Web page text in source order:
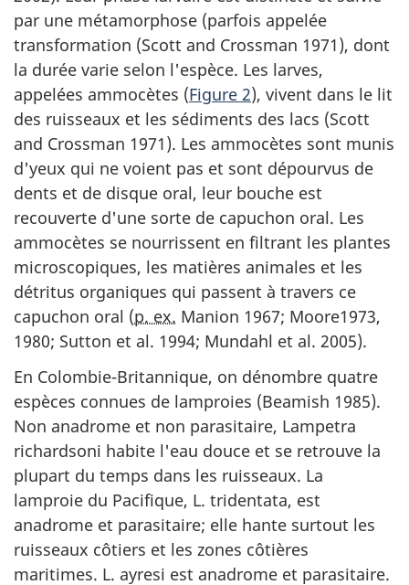
par une métamorphose (parfois appelée
transformation (Scott and Crossman 1971), dont
la durée varie selon l'espèce. Les larves,
appelées ammocètes (Figure 2), vivent dans le lit
des ruisseaux et les sédiments des lacs (Scott
and Crossman 1971). Les ammocètes sont munis
d'yeux qui ne voient pas et sont dépourvus de
dents et de disque oral, leur bouche est
recouverte d'une sorte de capuchon oral. Les
ammocètes se nourrissent en filtrant les plantes
microscopiques, les matières animales et les
détritus organiques qui passent à travers ce
capuchon oral (p. ex. Manion 1967; Moore1973,
1980; Sutton et al. 1994; Mundahl et al. 2005).
En Colombie-Britannique, on dénombre quatre
espèces connues de lamproies (Beamish 1985).
Non anadrome et non parasitaire, Lampetra
richardsoni habite l'eau douce et se retrouve la
plupart du temps dans les ruisseaux. La
lamproie du Pacifique, L. tridentata, est
anadrome et parasitaire; elle hante surtout les
ruisseaux côtiers et les zones côtières
maritimes. L. ayresi est anadrome et parasitaire.